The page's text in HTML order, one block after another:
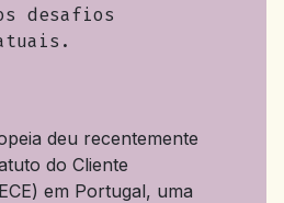
desafios
deu recentemente
do Cliente
em Portugal, uma